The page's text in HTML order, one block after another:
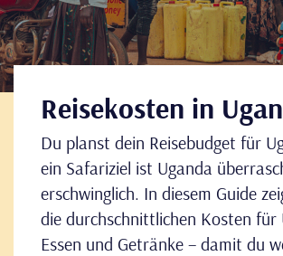
Reisekosten in
Du planst dein Reisebudget für
ein Safariziel ist Uganda
erschwinglich. In diesem Guide
die durchschnittlichen Kosten
Essen und Getränke – damit du